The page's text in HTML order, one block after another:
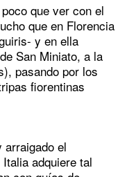
que ver con el
que en Florencia
y en ella
San Miniato, a la
pasando por los
fiorentinas
arraigado el
Italia adquiere tal